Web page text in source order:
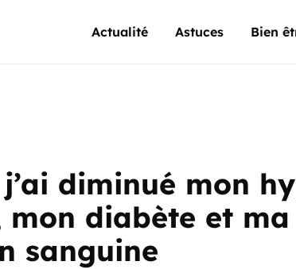
Actualité Astuces Bien
diminué mon
diabète et
sanguine